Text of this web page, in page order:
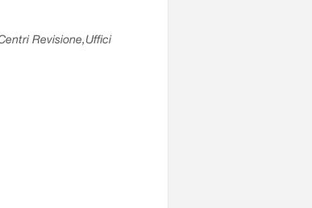
Revisione,Uffici